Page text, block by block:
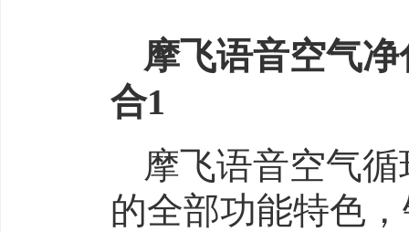
摩飞语音空气
合1
摩飞语音空气
的全部功能特色